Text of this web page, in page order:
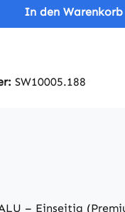
In den Warenkorb
SW10005.188
– Einseitig